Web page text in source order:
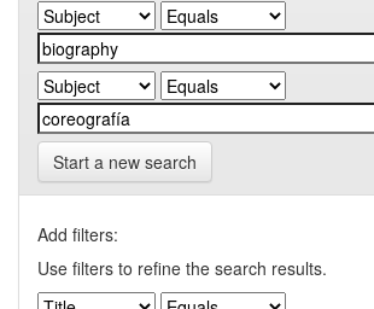
Start a new search
Add filters:
Use filters to refine the search results.